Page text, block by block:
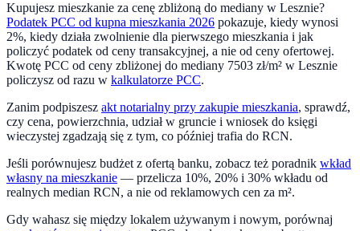
Kupujesz mieszkanie za cenę zbliżoną do mediany w Lesznie?
Podatek PCC od kupna mieszkania 2026 pokazuje, kiedy wynosi
2%, kiedy działa zwolnienie dla pierwszego mieszkania i jak
policzyć podatek od ceny transakcyjnej, a nie od ceny ofertowej.
Kwotę PCC od ceny zbliżonej do mediany 7503 zł/m² w Lesznie
policzysz od razu w kalkulatorze PCC.
Zanim podpiszesz akt notarialny przy zakupie mieszkania, sprawdź,
czy cena, powierzchnia, udział w gruncie i wniosek do księgi
wieczystej zgadzają się z tym, co później trafia do RCN.
Jeśli porównujesz budżet z ofertą banku, zobacz też poradnik wkład
własny na mieszkanie — przelicza 10%, 20% i 30% wkładu od
realnych median RCN, a nie od reklamowych cen za m².
Gdy wahasz się między lokalem używanym i nowym, porównaj